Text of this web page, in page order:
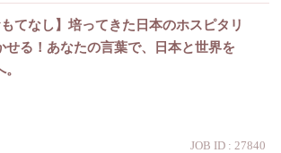
もてなし】培ってきた日本のホスピタリ
せる！あなたの言葉で、日本と世界を
JOB ID : 27840